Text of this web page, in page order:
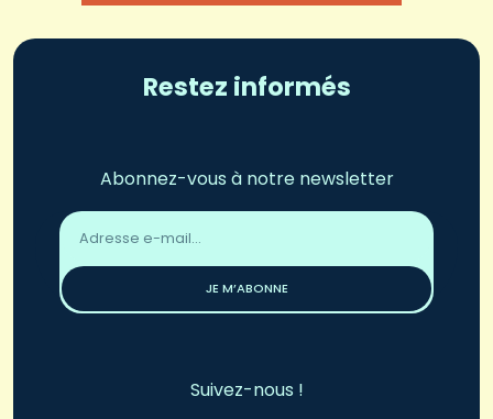
Restez informés
Abonnez-vous à notre newsletter
Adresse
email
JE M’ABONNE
Suivez-nous !